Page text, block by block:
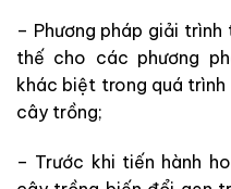
– Phương pháp giải
thế cho các phương
khác biệt trong quá
cây trồng;
– Trước khi tiến hành